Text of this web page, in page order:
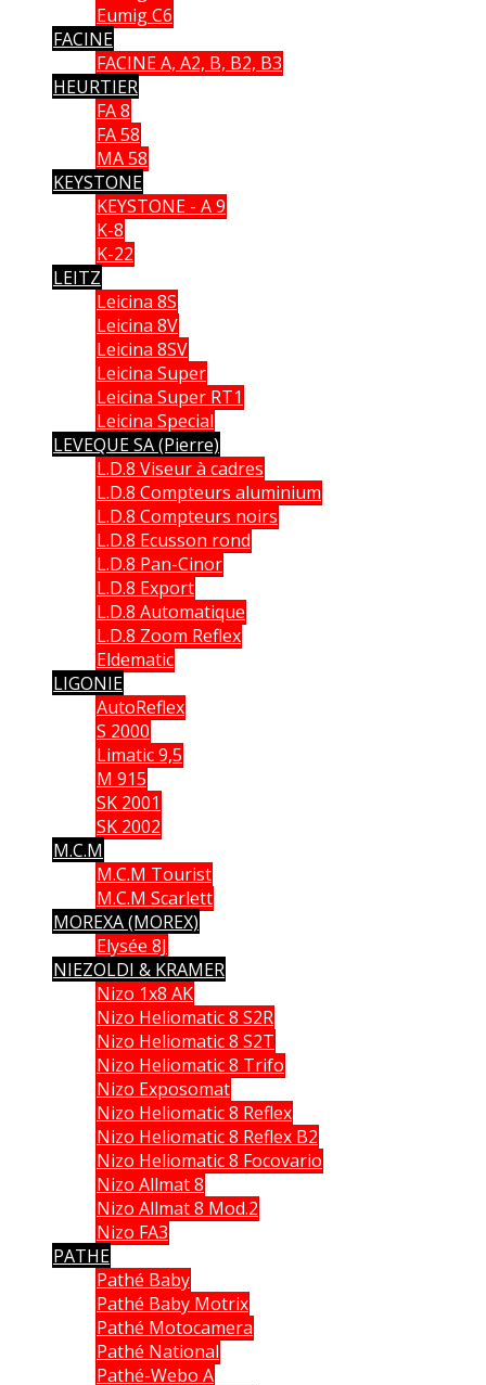
Eumig C6
FACINE
FACINE A, A2, B, B2, B3
HEURTIER
FA 8
FA 58
MA 58
KEYSTONE
KEYSTONE - A 9
K-8
K-22
LEITZ
Leicina 8S
Leicina 8V
Leicina 8SV
Leicina Super
Leicina Super RT1
Leicina Special
LEVEQUE SA (Pierre)
L.D.8 Viseur à cadres
L.D.8 Compteurs aluminium
L.D.8 Compteurs noirs
L.D.8 Ecusson rond
L.D.8 Pan-Cinor
L.D.8 Export
L.D.8 Automatique
L.D.8 Zoom Reflex
Eldematic
LIGONIE
AutoReflex
S 2000
Limatic 9,5
M 915
SK 2001
SK 2002
M.C.M
M.C.M Tourist
M.C.M Scarlett
MOREXA (MOREX)
Elysée 8J
NIEZOLDI & KRAMER
Nizo 1x8 AK
Nizo Heliomatic 8 S2R
Nizo Heliomatic 8 S2T
Nizo Heliomatic 8 Trifo
Nizo Exposomat
Nizo Heliomatic 8 Reflex
Nizo Heliomatic 8 Reflex B2
Nizo Heliomatic 8 Focovario
Nizo Allmat 8
Nizo Allmat 8 Mod.2
Nizo FA3
PATHE
Pathé Baby
Pathé Baby Motrix
Pathé Motocamera
Pathé National
Pathé-Webo A